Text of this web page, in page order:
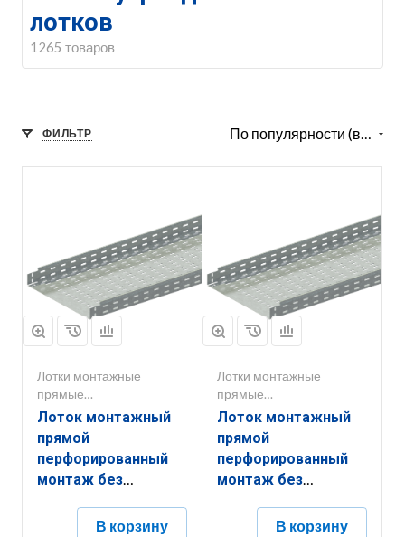
лотков
1265 товаров
ФИЛЬТР По популярности (возрастание)
Лотки монтажные
прямые
перфорированные
Лоток монтажный
прямой
перфорированный
монтаж без
ЛППМ.600.200.3000.0,8.6
В корзину
Лотки монтажные
прямые
перфорированные
Лоток монтажный
прямой
перфорированный
монтаж без
ЛППМ.500.200.3000.0,8.6
В корзину